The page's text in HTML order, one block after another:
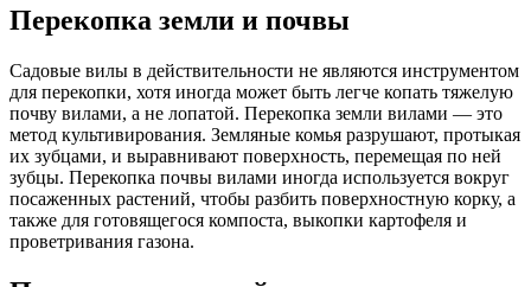
Перекопка земли и почвы
Садовые вилы в действительности не являются инструментом
для перекопки, хотя иногда может быть легче копать тяжелую
почву вилами, а не лопатой. Перекопка земли вилами — это
метод культивирования. Земляные комья разрушают, протыкая
их зубцами, и выравнивают поверхность, перемещая по ней
зубцы. Перекопка почвы вилами иногда используется вокруг
посаженных растений, чтобы разбить поверхностную корку, а
также для готовящегося компоста, выкопки картофеля и
проветривания газона.